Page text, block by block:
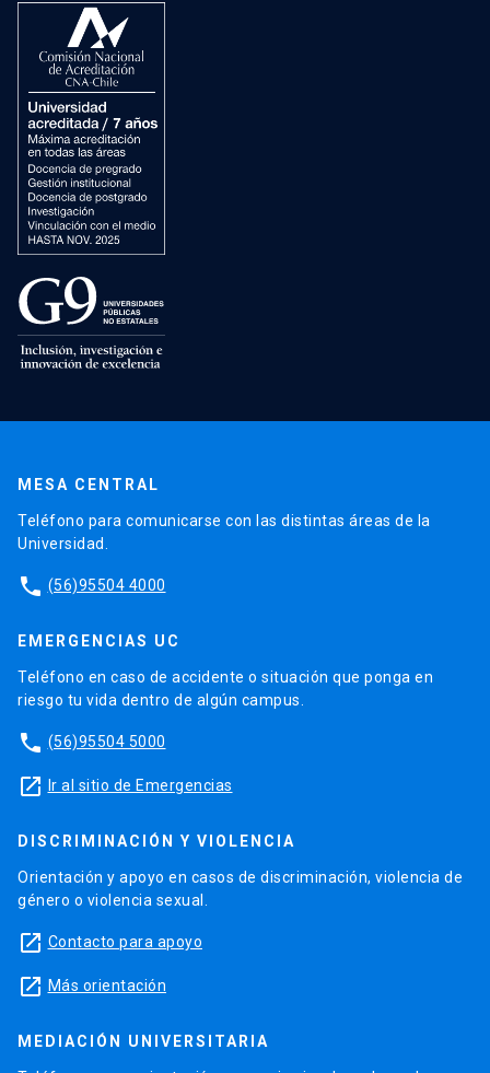
MESA CENTRAL
Teléfono para comunicarse con las distintas áreas de la
Universidad.
phone (56)95504 4000
EMERGENCIAS UC
Teléfono en caso de accidente o situación que ponga en
riesgo tu vida dentro de algún campus.
phone (56)95504 5000
launch Ir al sitio de Emergencias
DISCRIMINACIÓN Y VIOLENCIA
Orientación y apoyo en casos de discriminación, violencia de
género o violencia sexual.
launch Contacto para apoyo
launch Más orientación
MEDIACIÓN UNIVERSITARIA